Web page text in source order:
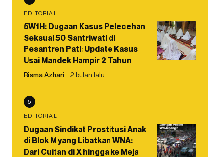
EDITORIAL
5W1H: Dugaan Kasus Pelecehan
Seksual 50 Santriwati di
Pesantren Pati: Update Kasus
Usai Mandek Hampir 2 Tahun
Risma Azhari 2 bulan lalu
5
EDITORIAL
Dugaan Sindikat Prostitusi Anak
di Blok M yang Libatkan WNA:
Dari Cuitan di X hingga ke Meja